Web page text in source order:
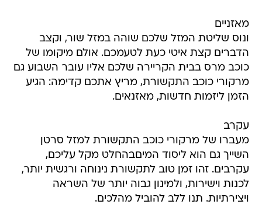
מאזניים
ונוס שליטת המזל שלכם שוהה במזל שור, וקצב
הדברים קצת איטי כעת לטעמכם. אולם מיקומו של
כוכב מרס בבית הקריירה שלכם אליו עובר השבוע גם
מרקורי כוכב התקשורת, מריץ אתכם קדימה: הגיע
הזמן ליזמות חדשות, מאזנאים.
עקרב
מעברו של מרקורי כוכב התקשורת למזל סרטן
השייך גם הוא ליסוד המיםבהחלט מקל עליכם,
עקרבים. זהו זמן טוב לתקשורת נינוחה ורגשית יותר,
לכנות וישירות, ולמינון גבוה יותר של השראה
ויצירתיות. תנו ללב להוביל מהלכים.